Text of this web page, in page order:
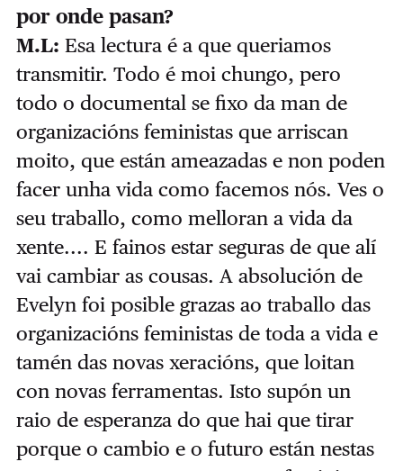
por onde pasan?
M.L: Esa lectura é a que queriamos
transmitir. Todo é moi chungo, pero
todo o documental se fixo da man de
organizacións feministas que arriscan
moito, que están ameazadas e non poden
facer unha vida como facemos nós. Ves o
seu traballo, como melloran a vida da
xente.... E fainos estar seguras de que alí
vai cambiar as cousas. A absolución de
Evelyn foi posible grazas ao traballo das
organizacións feministas de toda a vida e
tamén das novas xeracións, que loitan
con novas ferramentas. Isto supón un
raio de esperanza do que hai que tirar
porque o cambio e o futuro están nestas